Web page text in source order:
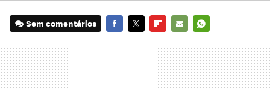
Sem comentários
MAIL